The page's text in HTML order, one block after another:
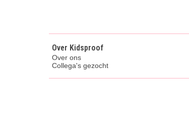
Over Kidsproof
Over ons
Collega's gezocht